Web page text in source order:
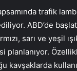
trafik
ABD’de
sarı ve yeşil
planlanıyor.
kavşaklarda